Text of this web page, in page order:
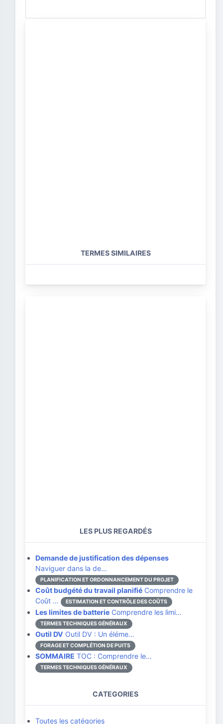
TERMES SIMILAIRES
LES PLUS REGARDÉS
Demande de justification des dépenses
Naviguer dans la de…
PLANIFICATION ET ORDONNANCEMENT DU PROJET
Coût budgété du travail planifié Comprendre le
Coût …
ESTIMATION ET CONTRÔLE DES COÛTS
Les limites de batterie Comprendre les limi…
TERMES TECHNIQUES GÉNÉRAUX
Outil DV Outil DV : Un éléme…
FORAGE ET COMPLÉTION DE PUITS
SOMMAIRE TOC : Comprendre le…
TERMES TECHNIQUES GÉNÉRAUX
CATEGORIES
Toutes les catégories